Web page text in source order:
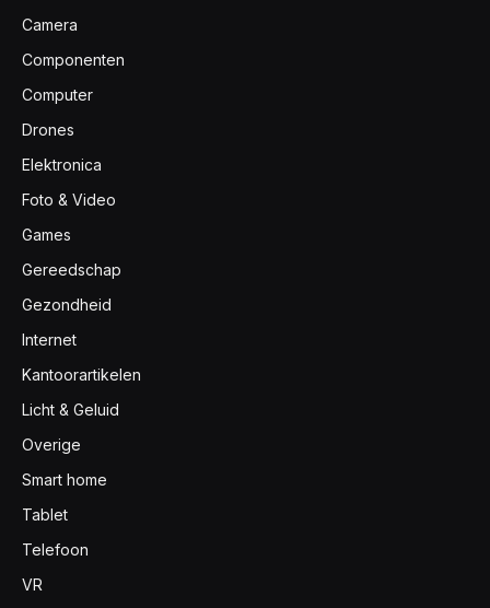
Camera
Componenten
Computer
Drones
Elektronica
Foto & Video
Games
Gereedschap
Gezondheid
Internet
Kantoorartikelen
Licht & Geluid
Overige
Smart home
Tablet
Telefoon
VR